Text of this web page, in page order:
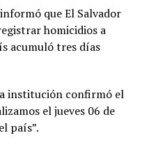
185 días sin
cerró con
de seguridad.
para localizar y
criminales que
que El Salvador
homicidios a
acumuló tres días
institución confirmó el
el jueves 06 de
país”.